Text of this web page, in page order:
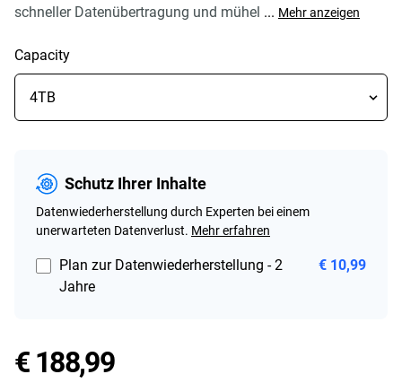
schneller Datenübertragung und mühel ... Mehr anzeigen
Capacity
Schutz Ihrer Inhalte
Datenwiederherstellung durch Experten bei einem
unerwarteten Datenverlust. Mehr erfahren
Plan zur Datenwiederherstellung - 2
Jahre
€ 10,99
€ 188,99Price € 188,99